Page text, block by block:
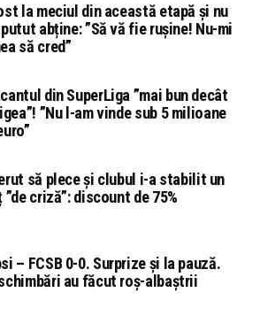
la meciul din această etapă și nu
abține: ”Să vă fie rușine! Nu-mi
să cred”
din SuperLiga ”mai bun decât
”Nu l-am vinde sub 5 milioane
să plece și clubul i-a stabilit un
”de criză”: discount de 75%
– FCSB 0-0. Surprize și la pauză.
au făcut roș-albaștrii